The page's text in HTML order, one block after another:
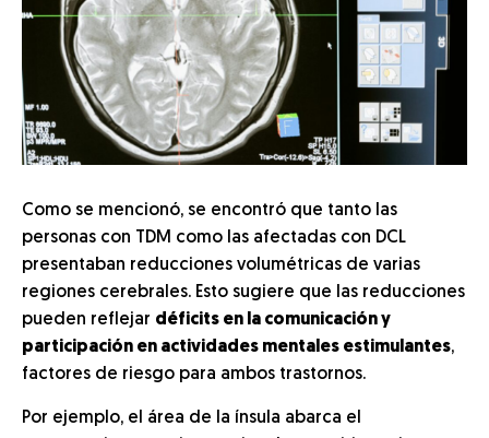
Como se mencionó, se encontró que tanto las
personas con TDM como las afectadas con DCL
presentaban reducciones volumétricas de varias
regiones cerebrales. Esto sugiere que las reducciones
pueden reflejar déficits en la comunicación y
participación en actividades mentales estimulantes,
factores de riesgo para ambos trastornos.
Por ejemplo, el área de la ínsula abarca el